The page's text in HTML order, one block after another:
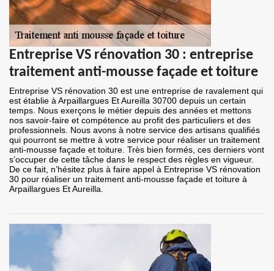
Entreprise VS rénovation 30 : entreprise
traitement anti-mousse façade et toiture
Entreprise VS rénovation 30 est une entreprise de ravalement qui
est établie à Arpaillargues Et Aureilla 30700 depuis un certain
temps. Nous exerçons le métier depuis des années et mettons
nos savoir-faire et compétence au profit des particuliers et des
professionnels. Nous avons à notre service des artisans qualifiés
qui pourront se mettre à votre service pour réaliser un traitement
anti-mousse façade et toiture. Très bien formés, ces derniers vont
s’occuper de cette tâche dans le respect des règles en vigueur.
De ce fait, n’hésitez plus à faire appel à Entreprise VS rénovation
30 pour réaliser un traitement anti-mousse façade et toiture à
Arpaillargues Et Aureilla.